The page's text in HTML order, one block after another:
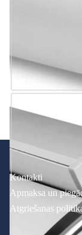
Kontakti
Apmaksa un
Atgriešanas